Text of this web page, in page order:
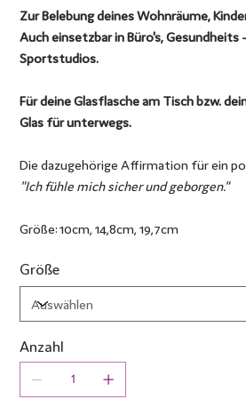
Zur Belebung deines Wohnräume,
Auch einsetzbar in Büro's,
Sportstudios.
Für deine Glasflasche am Tisch bzw.
Glas für unterwegs.
Die dazugehörige Affirmation für ein
"Ich fühle mich sicher und geborgen."
Größe: 10cm, 14,8cm, 19,7cm
Größe
Anzahl